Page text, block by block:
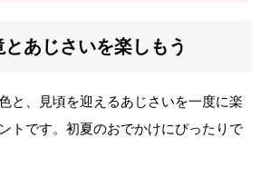
あじさいを楽しもう
と、見頃を迎えるあじさいを一度に楽
トです。初夏のおでかけにぴったりで